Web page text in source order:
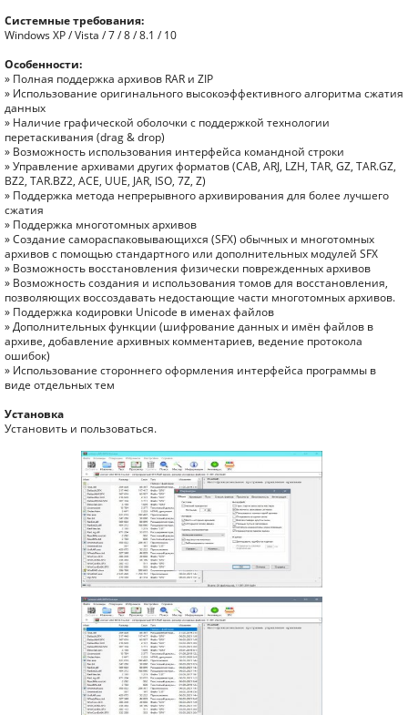
Системные требования:
Windows XP / Vista / 7 / 8 / 8.1 / 10
Особенности:
» Полная поддержка архивов RAR и ZIP
» Использование оригинального высокоэффективного алгоритма сжатия
данных
» Наличие графической оболочки с поддержкой технологии
перетаскивания (drag & drop)
» Возможность использования интерфейса командной строки
» Управление архивами других форматов (CAB, ARJ, LZH, TAR, GZ, TAR.GZ,
BZ2, TAR.BZ2, ACE, UUE, JAR, ISO, 7Z, Z)
» Поддержка метода непрерывного архивирования для более лучшего
сжатия
» Поддержка многотомных архивов
» Создание самораспаковывающихся (SFX) обычных и многотомных
архивов с помощью стандартного или дополнительных модулей SFX
» Возможность восстановления физически поврежденных архивов
» Возможность создания и использования томов для восстановления,
позволяющих воссоздавать недостающие части многотомных архивов.
» Поддержка кодировки Unicode в именах файлов
» Дополнительных функции (шифрование данных и имён файлов в
архиве, добавление архивных комментариев, ведение протокола
ошибок)
» Использование стороннего оформления интерфейса программы в
виде отдельных тем
Установка
Установить и пользоваться.